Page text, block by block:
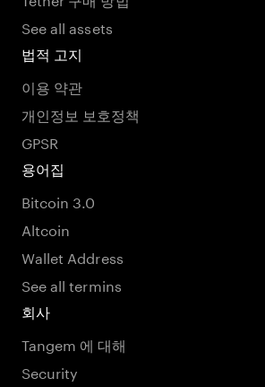
See all assets
법적 고지
이용 약관
개인정보 보호정책
GPSR
용어집
Bitcoin 3.0
Altcoin
Wallet Address
See all termins
회사
Tangem 에 대해
Security